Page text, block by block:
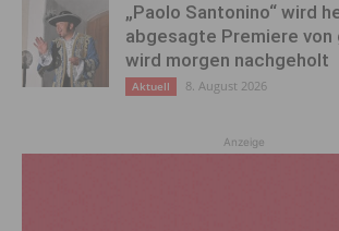
„Paolo Santonino“ wird
abgesagte Premiere
wird morgen nachgeholt
Aktuell 8. August 2026
Anzeige